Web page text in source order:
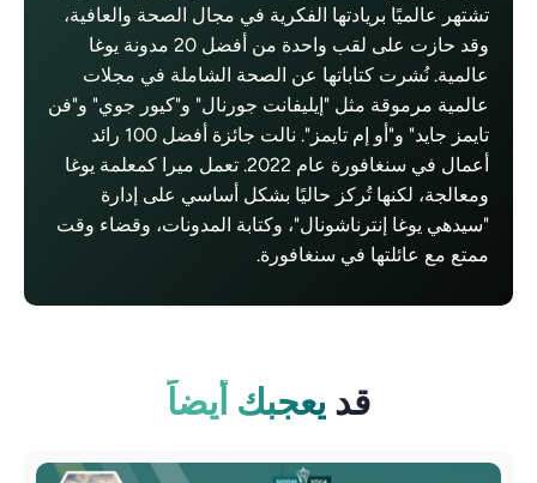
تشتهر عالميًا بريادتها الفكرية في مجال الصحة والعافية،
وقد حازت على لقب واحدة من أفضل 20 مدونة يوغا
عالمية. نُشرت كتاباتها عن الصحة الشاملة في مجلات
عالمية مرموقة مثل "إيليفانت جورنال" و"كيور جوي" و"فن
تايمز جايد" و"أو إم تايمز". نالت جائزة أفضل 100 رائد
أعمال في سنغافورة عام 2022. تعمل ميرا كمعلمة يوغا
ومعالجة، لكنها تُركز حاليًا بشكل أساسي على إدارة
"سيدهي يوغا إنترناشونال"، وكتابة المدونات، وقضاء وقت
ممتع مع عائلتها في سنغافورة.
قديعجبك أيضاً